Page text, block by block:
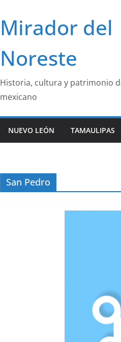
Mirador del
Noreste
Historia, cultura y patrimonio
mexicano
NUEVO LEÓN TAMAULIPAS
San Pedro